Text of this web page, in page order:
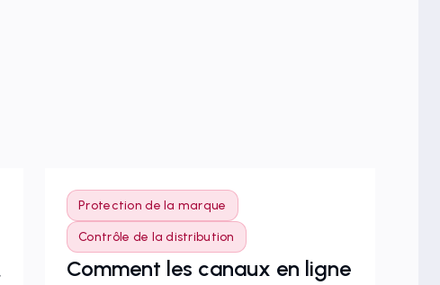
Protection de la marque
Contrôle de la distribution
Comment les canaux en ligne